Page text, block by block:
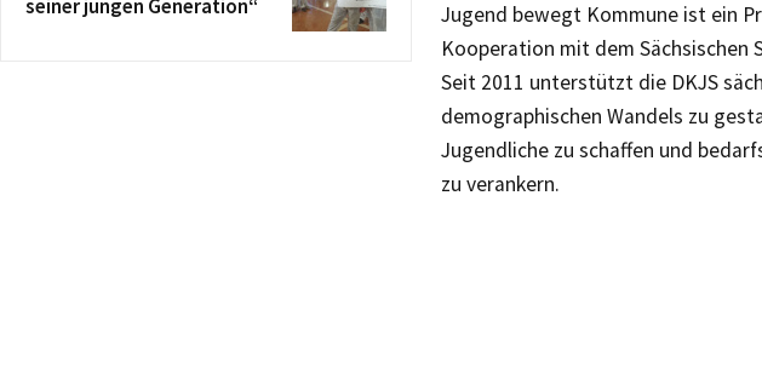
Jugend bewegt Kommune ist ein
Kooperation mit dem Sächsischen
Seit 2011 unterstützt die DKJS
demographischen Wandels zu
Jugendliche zu schaffen und
zu verankern.
seiner jungen Generation“